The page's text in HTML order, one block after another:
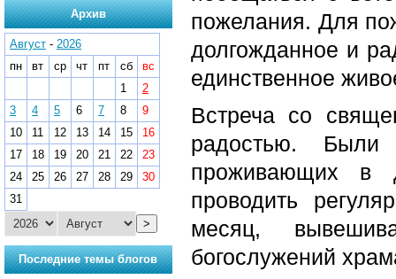
пожелания. Для
долгожданное и
единственное
Встреча со
радостью.
проживающих в
проводить
месяц,
богослужений
Архив
Август - 2026
пн
вт ср чт пт сб
вс
1
2
3
4 5 6 7 8
9
10
11 12 13 14 15
16
17
18 19 20 21 22
23
24
25 26 27 28 29
30
31
>
Последние темы блогов